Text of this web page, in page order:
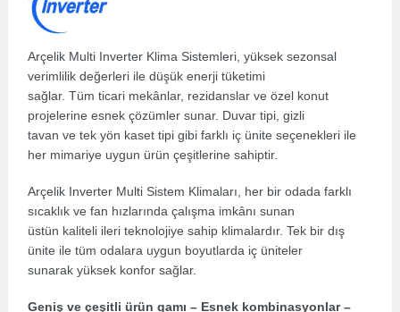
Arçelik Multi Inverter Klima Sistemleri, yüksek sezonsal
verimlilik değerleri ile düşük enerji tüketimi
sağlar. Tüm ticari mekânlar, rezidanslar ve özel konut
projelerine esnek çözümler sunar. Duvar tipi, gizli
tavan ve tek yön kaset tipi gibi farklı iç ünite seçenekleri ile
her mimariye uygun ürün çeşitlerine sahiptir.
Arçelik Inverter Multi Sistem Klimaları, her bir odada farklı
sıcaklık ve fan hızlarında çalışma imkânı sunan
üstün kaliteli ileri teknolojiye sahip klimalardır. Tek bir dış
ünite ile tüm odalara uygun boyutlarda iç üniteler
sunarak yüksek konfor sağlar.
Geniş ve çeşitli ürün gamı – Esnek kombinasyonlar –